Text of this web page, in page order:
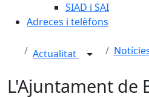
SIAD i SAI
Adreces i telèfons
Actualitat
L'Ajuntament de